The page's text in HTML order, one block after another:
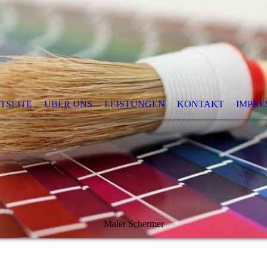
ÜBER UNS LEISTUNGEN KONTAKT
Maler Schermer